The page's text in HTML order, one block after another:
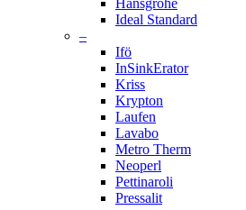
Hansgrohe
Ideal Standard
–
Ifö
InSinkErator
Kriss
Krypton
Laufen
Lavabo
Metro Therm
Neoperl
Pettinaroli
Pressalit